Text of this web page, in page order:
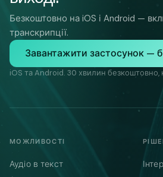
Безкоштовно на iOS і Android —
транскрипції.
Завантажити застосунок —
iOS та Android. 30 хвилин безкоштовно,
МОЖЛИВОСТІ
Аудіо в текст